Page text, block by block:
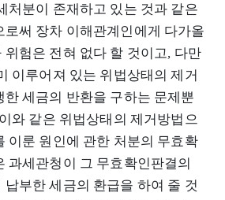
처분이 존재하고 있는 것과 같은
로써 장차 이해관계인에게 다가올
위험은 전혀 없다 할 것이고, 다만
이루어져 있는 위법상태의 제거
한 세금의 반환을 구하는 문제뿐
와 같은 위법상태의 제거방법으
이룬 원인에 관한 처분의 무효확
과세관청이 그 무효확인판결의
부한 세금의 환급을 하여 줄 것